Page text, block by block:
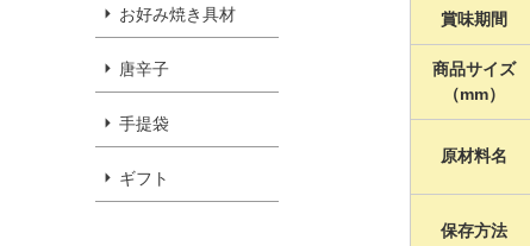
お好み焼き具材
唐辛子
手提袋
ギフト
賞味期間
商品サイズ
（mm）
原材料名
保存方法